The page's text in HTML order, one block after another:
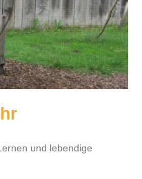
und lebendige